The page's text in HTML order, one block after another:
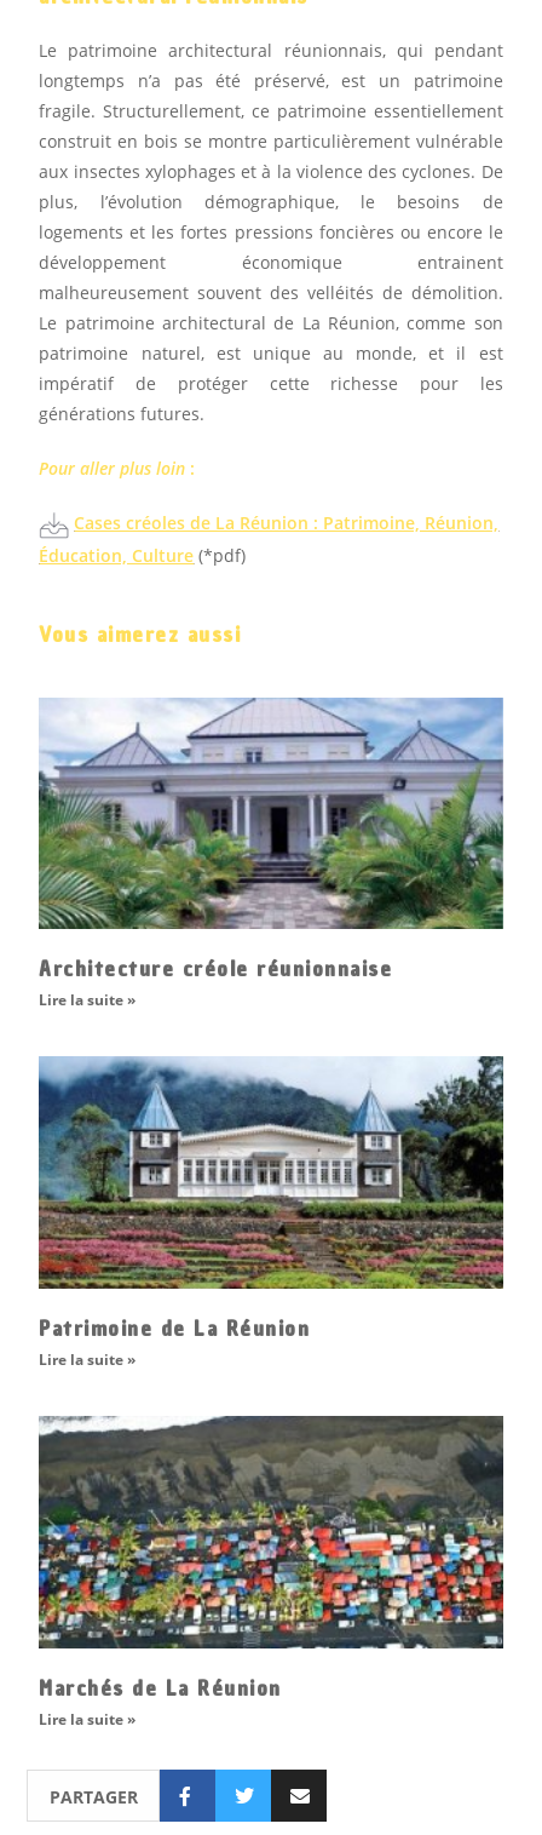
Le patrimoine architectural réunionnais, qui pendant
longtemps n’a pas été préservé, est un patrimoine
fragile. Structurellement, ce patrimoine essentiellement
construit en bois se montre particulièrement vulnérable
aux insectes xylophages et à la violence des cyclones. De
plus, l’évolution démographique, le besoins de
logements et les fortes pressions foncières ou encore le
développement économique entrainent
malheureusement souvent des velléités de démolition.
Le patrimoine architectural de La Réunion, comme son
patrimoine naturel, est unique au monde, et il est
impératif de protéger cette richesse pour les
générations futures.
Pour aller plus loin :
Cases créoles de La Réunion : Patrimoine, Réunion,
Éducation, Culture (*pdf)
Vous aimerez aussi
Architecture créole réunionnaise
Lire la suite »
Patrimoine de La Réunion
Lire la suite »
Marchés de La Réunion
Lire la suite »
PARTAGER